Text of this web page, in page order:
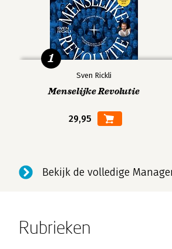
Sven Rickli
Menselijke Revolutie
29,95
1
Bekijk de volledige
Rubrieken